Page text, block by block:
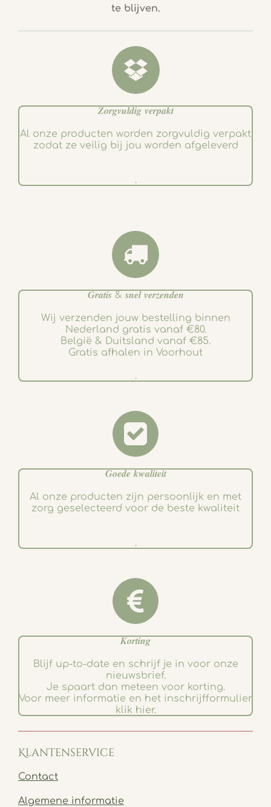
o
k
g
a
te blijven.
𝒁𝒐𝒓𝒈𝒗𝒖𝒍𝒅𝒊𝒈 𝒗𝒆𝒓𝒑𝒂𝒌𝒕
Al onze producten worden zorgvuldig verpakt
zodat ze veilig bij jou worden afgeleverd
.
𝑮𝒓𝒂𝒕𝒊𝒔 & 𝒔𝒏𝒆𝒍 𝒗𝒆𝒓𝒛𝒆𝒏𝒅𝒆𝒏
Wij verzenden jouw bestelling binnen
Nederland gratis vanaf €80.
België & Duitsland vanaf €85.
Gratis afhalen in Voorhout
.
𝑮𝒐𝒆𝒅𝒆 𝒌𝒘𝒂𝒍𝒊𝒕𝒆𝒊𝒕
Al onze producten zijn persoonlijk en met
zorg geselecteerd voor de beste kwaliteit
.
𝑲𝒐𝒓𝒕𝒊𝒏𝒈
Blijf up-to-date en schrijf je in voor onze
nieuwsbrief.
Je spaart dan meteen voor korting.
Voor meer informatie en het inschrijfformulier
klik hier.
Klantenservice
Contact
Algemene informatie